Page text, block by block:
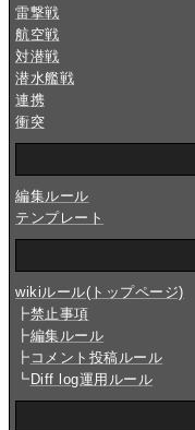
雷撃戦
航空戦
対潜戦
潜水艦戦
連携
衝突
編集ルール
テンプレート
wikiルール(トップページ)
┣禁止事項
┣編集ルール
┣ コメント投稿ルール
┗ Diff log運用ルール